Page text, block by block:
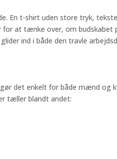
En t-shirt uden store tryk,
for at tænke over, om
ind i både den travle
det enkelt for både mænd og
tæller blandt andet: